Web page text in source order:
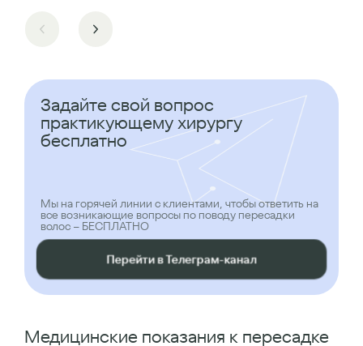
Задайте свой вопрос
практикующему хирургу
бесплатно
Мы на горячей линии с клиентами, чтобы ответить на
все возникающие вопросы по поводу пересадки
волос – БЕСПЛАТНО
Перейти в Телеграм-канал
Медицинские показания к пересадке